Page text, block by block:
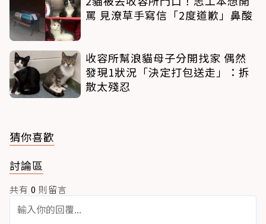
罵 見潦草手寫信「2度道歉」鼻酸
收容所幫浪貓母子分開找家 偶然
發現1狀況「決定打包送走」：拆
散太殘忍
猜你喜歡
討論區
共有 0 則留言